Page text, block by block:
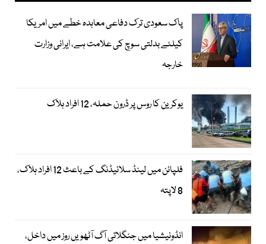
پاک سعودی ترک دفاعی معاہدہ خطے میں امریکا
کیلئے بدلتی سوچ کی علامت ہے، ایرانی وزارت
خارجہ
یوکرین کا روس پر ڈرون حملہ، 12 افراد ہلاک
فلپائن میں لینڈ سلائیڈنگ کے باعث 12 افراد ہلاک،
8 لاپتہ
انڈونیشیا میں جنگلاتی آگ آٹھویں روز میں داخل،